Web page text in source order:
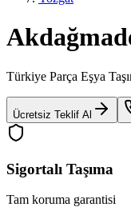
Türkiye Parça Eşya
Ücretsiz Teklif Al
Sigortalı Taşıma
Tam koruma garantisi